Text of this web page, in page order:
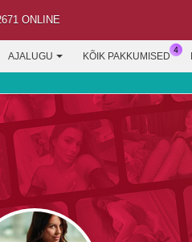
ONLINE
AJALUGU KÕIK PAKKUMISED